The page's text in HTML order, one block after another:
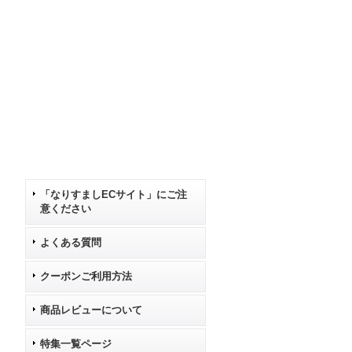
「なりすましECサイト」にご注
意ください
よくある質問
クーポンご利用方法
商品レビューについて
特集一覧ページ